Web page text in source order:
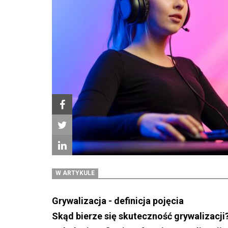
W ARTYKULE
Grywalizacja - definicja pojęcia
Skąd bierze się skuteczność